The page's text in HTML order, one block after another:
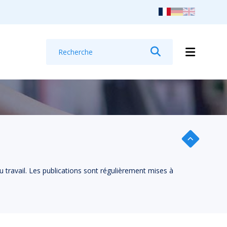
travail. Les publications sont régulièrement mises à